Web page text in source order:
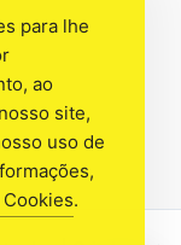
para lhe
ao
site,
uso de
.